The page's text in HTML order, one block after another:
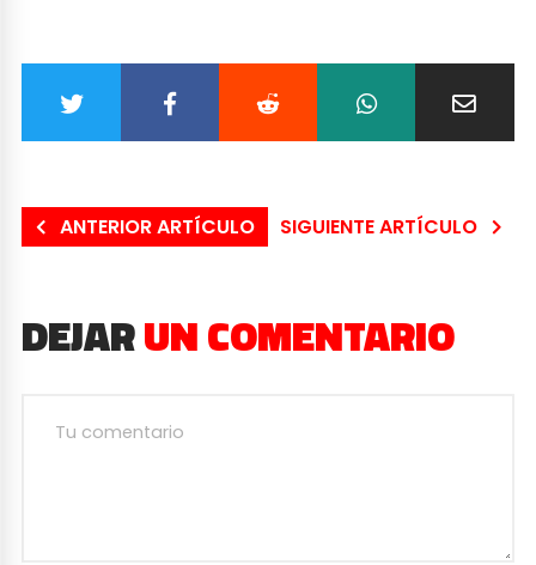
ANTERIOR ARTÍCULO SIGUIENTE ARTÍCULO
DEJARUN COMENTARIO